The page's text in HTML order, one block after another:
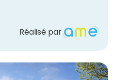
Réalisé par